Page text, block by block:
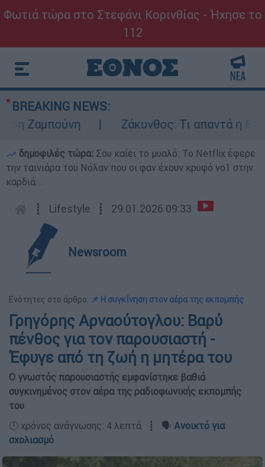
Φωτιά τώρα στο Στεφάνι Κορινθίας - Ήχησε το
112
BREAKING NEWS:
Ζαμπούνη
Ζάκυνθος: Τι απαντά η ΕΛΑΣ
δημοφιλές τώρα: Σου καίει το μυαλό: Το Netflix έφερε
την ταινιάρα του Νόλαν που οι φαν έχουν κρυφό νο1 στην
καρδιά...
┋ Lifestyle ┋ 29.01.2026 09:33
Newsroom
Ενότητες στο άρθρο: 📌 Η συγκίνηση στον αέρα της εκπομπής
Γρηγόρης Αρναούτογλου: Βαρύ
πένθος για τον παρουσιαστή -
Έφυγε από τη ζωή η μητέρα του
Ο γνωστός παρουσιαστής εμφανίστηκε βαθιά
συγκινημένος στον αέρα της ραδιοφωνικής εκπομπής
του
🕛 χρόνος ανάγνωσης: 4 λεπτά ┋ 🗣️ Ανοικτό για
σχολιασμό